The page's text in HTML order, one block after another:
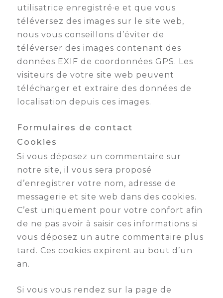
utilisatrice enregistré·e et que vous
téléversez des images sur le site web,
nous vous conseillons d’éviter de
téléverser des images contenant des
données EXIF de coordonnées GPS. Les
visiteurs de votre site web peuvent
télécharger et extraire des données de
localisation depuis ces images.
Formulaires de contact
Cookies
Si vous déposez un commentaire sur
notre site, il vous sera proposé
d’enregistrer votre nom, adresse de
messagerie et site web dans des cookies.
C’est uniquement pour votre confort afin
de ne pas avoir à saisir ces informations si
vous déposez un autre commentaire plus
tard. Ces cookies expirent au bout d’un
an.
Si vous vous rendez sur la page de